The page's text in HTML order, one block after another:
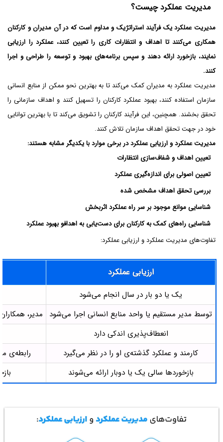
مدیریت عملکرد چیست؟
مدیریت عملکرد یک فرآیند استراتژیک و مداوم است که در آن مدیران و کارکنان
همکاری می‌کنند تا اهداف و انتظارات کاری را تعیین کنند، عملکرد را ارزیابی
نمایند، بازخورد ارائه دهند و سپس برنامه‌های بهبود و توسعه را طراحی و اجرا
کنند.
مدیریت عملکرد به مدیران کمک می‌کند تا به بهترین نحو ممکن از منابع انسانی
سازمان استفاده کنند، بهبود عملکرد کارکنان را تسهیل کنند و اهداف سازمانی را
تحقق بخشند. همچنین، این فرآیند کارکنان را تشویق می‌کند تا با بهترین توانایی
خود در جهت تحقق اهداف سازمان تلاش کنند.
مدیریت عملکرد و ارزیابی عملکرد در برخی موارد با یکدیگر مشابه هستند:
تعیین اهداف و شفاف‌سازی انتظارات
تعیین اصولی برای اندازه‌گیری عملکرد
بررسی تحقق اهداف مشخص شده
شناسایی موانع موجود بر سر راه عملکرد اثربخش
شناسایی راه‌های کمک به کارکنان برای دست‌یابی به اهدافو بهبود عملکرد
تفاوت‌های مدیریت عملکرد و ارزیابی عملکرد:
ارزیابی عملکرد
یک یا دو بار در سال انجام می‌شود
توسط مدیر مستقیم یا واحد منابع انسانی اجرا می‌شود
مدیر،
انعطاف‌پذیری اندکی دارد
کارمند و عملکرد گذشته‌ی او را در نظر می‌گیرد
رابطه‌ی
بازخوردها سالی یک یا دوبار ارائه می‌شوند